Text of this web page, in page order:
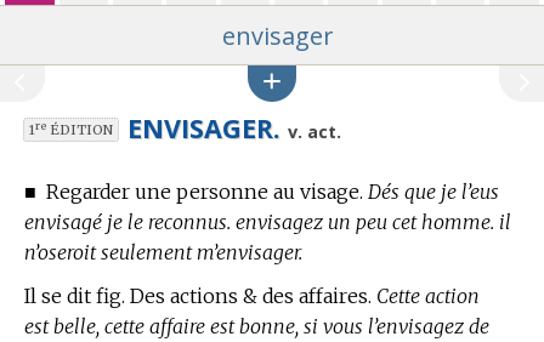
envisager
1reÉDITION ENVISAGER. v. act.
■ Regarder une personne au visage. Dés que je l’eus
envisagé je le reconnus. envisagez un peu cet homme. il
n’oseroit seulement m’envisager.
Il se dit fig. Des actions & des affaires. Cette action
est belle, cette affaire est bonne, si vous l’envisagez de